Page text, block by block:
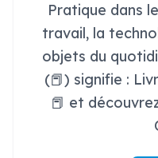
Pratique dans
travail, la
objets du
(📕) signifie :
📕 et